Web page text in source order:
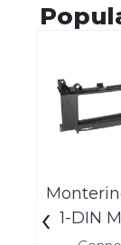
1-DIN
‹